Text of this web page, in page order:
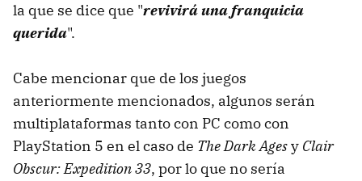
la que se dice que "revivirá una franquicia
querida".
Cabe mencionar que de los juegos
anteriormente mencionados, algunos serán
multiplataformas tanto con PC como con
PlayStation 5 en el caso de The Dark Agesy Clair
Obscur: Expedition 33, por lo que no sería